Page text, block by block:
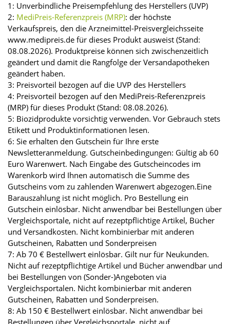
1: Unverbindliche Preisempfehlung des Herstellers (UVP)
2: MediPreis-Referenzpreis (MRP): der höchste
Verkaufspreis, den die Arzneimittel-Preisvergleichsseite
www.medipreis.de für dieses Produkt ausweist (Stand:
08.08.2026). Produktpreise können sich zwischenzeitlich
geändert und damit die Rangfolge der Versandapotheken
geändert haben.
3: Preisvorteil bezogen auf die UVP des Herstellers
4: Preisvorteil bezogen auf den MediPreis-Referenzpreis
(MRP) für dieses Produkt (Stand: 08.08.2026).
5: Biozidprodukte vorsichtig verwenden. Vor Gebrauch stets
Etikett und Produktinformationen lesen.
6: Sie erhalten den Gutschein für Ihre erste
Newsletteranmeldung. Gutscheinbedingungen: Gültig ab 60
Euro Warenwert. Nach Eingabe des Gutscheincodes im
Warenkorb wird Ihnen automatisch die Summe des
Gutscheins vom zu zahlenden Warenwert abgezogen.Eine
Barauszahlung ist nicht möglich. Pro Bestellung ein
Gutschein einlösbar. Nicht anwendbar bei Bestellungen über
Vergleichsportale, nicht auf rezeptpflichtige Artikel, Bücher
und Versandkosten. Nicht kombinierbar mit anderen
Gutscheinen, Rabatten und Sonderpreisen
7: Ab 70 € Bestellwert einlösbar. Gilt nur für Neukunden.
Nicht auf rezeptpflichtige Artikel und Bücher anwendbar und
bei Bestellungen von (Sonder-)Angeboten via
Vergleichsportalen. Nicht kombinierbar mit anderen
Gutscheinen, Rabatten und Sonderpreisen.
8: Ab 150 € Bestellwert einlösbar. Nicht anwendbar bei